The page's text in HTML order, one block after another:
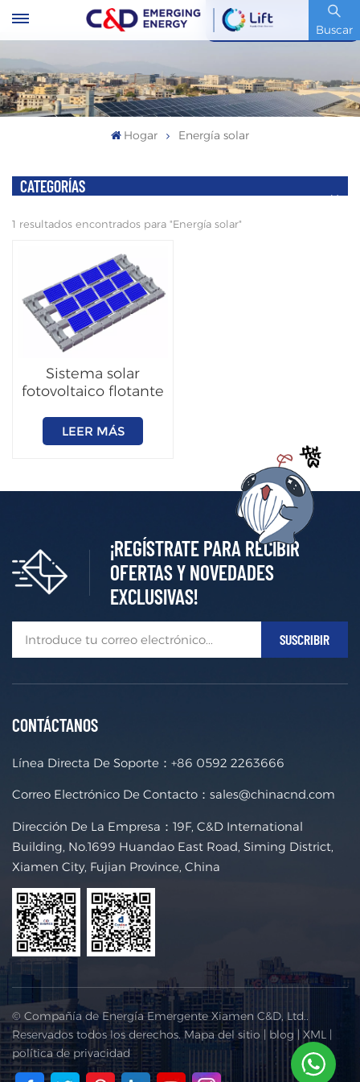
Buscar
Código De Stock : 600153.SH
Hogar Energía solar
CATEGORÍAS
1 resultados encontrados para "Energía solar"
Sistema solar
fotovoltaico flotante
LEER MÁS
¡REGÍSTRATE PARA RECIBIR
OFERTAS Y NOVEDADES
EXCLUSIVAS!
CONTÁCTANOS
Línea Directa De Soporte： +86 0592 2263666
Correo Electrónico De Contacto： sales@chinacnd.com
Dirección De La Empresa：19F, C&D International
Building, No.1699 Huandao East Road, Siming District,
Xiamen City, Fujian Province, China
© Compañía de Energía Emergente Xiamen C&D, Ltd..
Reservados todos los derechos. Mapa del sitio | blog | XML |
política de privacidad